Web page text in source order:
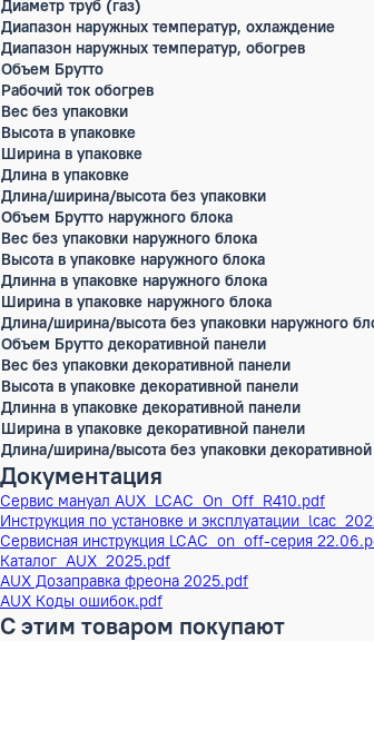
Гарантийный срок производителя, год
Тип внутреннего блока
Мощность кондиционера
Производительность холод
Производительность тепло
Потребляемая мощность (охлаждение)
Потребляемая мощность (обогрев)
Расход воздуха
Параметры электропитания
Рабочий ток охлаждение
Max.длина магистрали
Перепад высот
Диаметр труб (жидкость)
Диаметр труб (газ)
Диапазон наружных температур, охлаждение
Диапазон наружных температур, обогрев
Объем Брутто
Рабочий ток обогрев
Вес без упаковки
Высота в упаковке
Ширина в упаковке
Длина в упаковке
Длина/ширина/высота без упаковки
Объем Брутто наружного блока
Вес без упаковки наружного блока
Высота в упаковке наружного блока
Длинна в упаковке наружного блока
Ширина в упаковке наружного блока